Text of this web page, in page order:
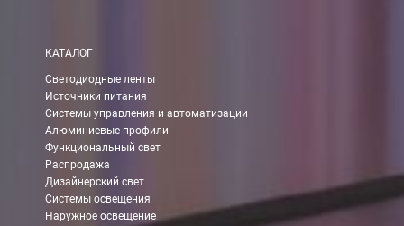
КАТАЛОГ
Светодиодные ленты
Источники питания
Системы управления и автоматизации
Алюминиевые профили
Функциональный свет
Распродажа
Дизайнерский свет
Системы освещения
Наружное освещение